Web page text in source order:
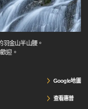
羽金山半山腰。
迎。
Google地圖
查看惠普